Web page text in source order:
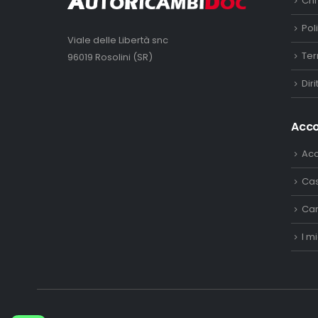
Viale delle Libertà snc
96019 Rosolini (SR)
I